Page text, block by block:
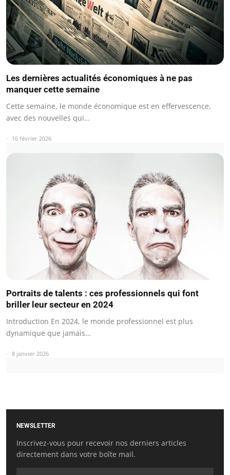
Les dernières actualités économiques à ne pas
manquer cette semaine
Cette semaine, le monde économique est en effervescence,
avec des nouvelles qui…
16 février 2026
Portraits de talents : ces professionnels qui font
briller leur secteur en 2024
Introduction En 2024, le monde professionnel est plus
dynamique que jamais…
8 janvier 2026
NEWSLETTER
Inscrivez-vous pour recevoir nos derniers articles
directement dans votre boîte mail.